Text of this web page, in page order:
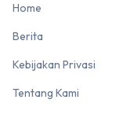
Home
Berita
Kebijakan Privasi
Tentang Kami